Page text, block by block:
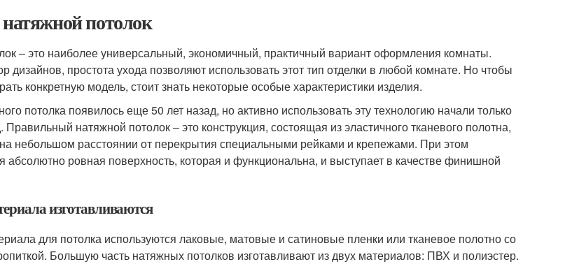
потолок
– это наиболее универсальный, экономичный, практичный вариант оформления комнаты.
дизайнов, простота ухода позволяют использовать этот тип отделки в любой комнате. Но чтобы
конкретную модель, стоит знать некоторые особые характеристики изделия.
потолка появилось еще 50 лет назад, но активно использовать эту технологию начали только
Правильный натяжной потолок – это конструкция, состоящая из эластичного тканевого полотна,
небольшом расстоянии от перекрытия специальными рейками и крепежами. При этом
абсолютно ровная поверхность, которая и функциональна, и выступает в качестве финишной
изготавливаются
для потолка используются лаковые, матовые и сатиновые пленки или тканевое полотно со
Большую часть натяжных потолков изготавливают из двух материалов: ПВХ и полиэстер.